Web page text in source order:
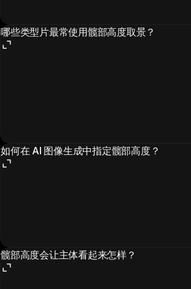
哪些类型片最常使用髋部高度取景？
如何在 AI 图像生成中指定髋部高度？
髋部高度会让主体看起来怎样？